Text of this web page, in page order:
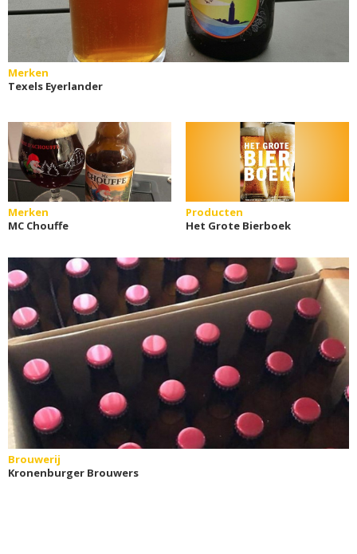
Merken
Texels Eyerlander
Merken
MC Chouffe
Producten
Het Grote Bierboek
Brouwerij
Kronenburger Brouwers